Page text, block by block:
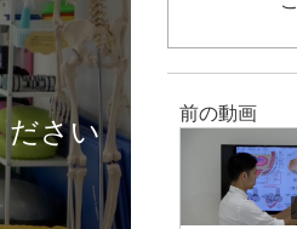
ださい
前の動画